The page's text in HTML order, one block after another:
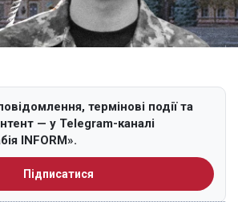
термінові події та
— у Telegram-каналі
INFORM».
Підписатися